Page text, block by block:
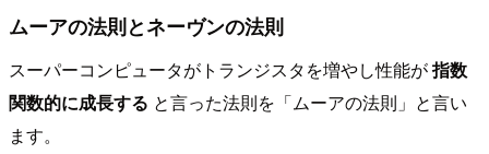
ムーアの法則とネーヴンの法則
スーパーコンピュータがトランジスタを増やし性能が指数
関数的に成長する と言った法則を「ムーアの法則」と言い
ます。